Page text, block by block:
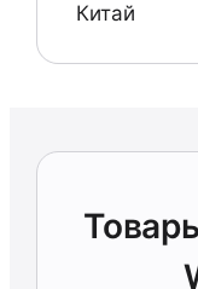
Китай